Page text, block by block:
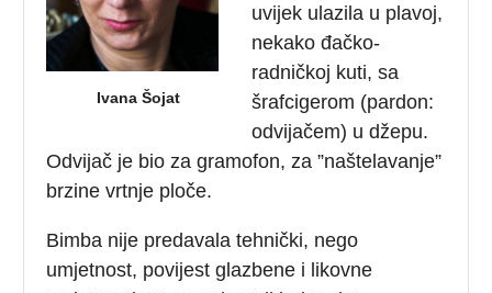
Ivana Šojat
uvijek ulazila u plavoj,
nekako đačko-
radničkoj kuti, sa
šrafcigerom (pardon:
odvijačem) u džepu.
Odvijač je bio za gramofon, za ”naštelavanje”
brzine vrtnje ploče.
Bimba nije predavala tehnički, nego
umjetnost, povijest glazbene i likovne